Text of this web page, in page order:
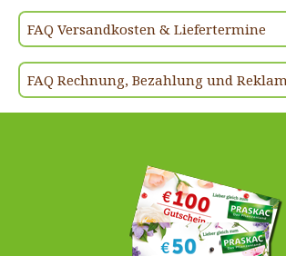
FAQ Versandkosten & Liefertermine
FAQ Rechnung, Bezahlung und